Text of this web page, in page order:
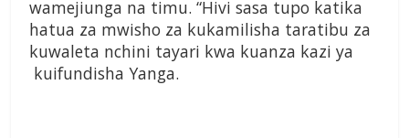
wamejiunga na timu. “Hivi sasa tupo katika
hatua za mwisho za kukamilisha taratibu za
kuwaleta nchini tayari kwa kuanza kazi ya
kuifundisha Yanga.